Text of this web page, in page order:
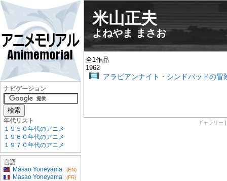
米山正夫
よねやま まさお
全1作品
1962
アラビアンナイト・シンドバッドの冒
ギャラリー
ナビゲーション
年代リスト
１９５０年代のアニメ
１９６０年代のアニメ
１９７０年代のアニメ
言語
Masao Yoneyama
(EN)
Masao Yoneyama (FR)